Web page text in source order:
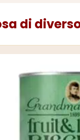
di